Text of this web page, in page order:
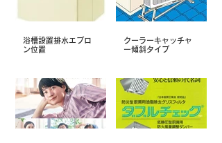
浴槽設置排水エプロ
ン位置
クーラーキャッチャ
ー傾斜タイプ